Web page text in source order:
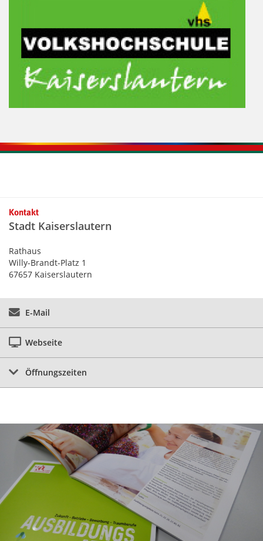
Kontaktinformationen und Weiterführendes
Kontakt
Stadt Kaiserslautern
Rathaus
Willy-Brandt-Platz 1
67657 Kaiserslautern
E-Mail
Webseite
Öffnungszeiten